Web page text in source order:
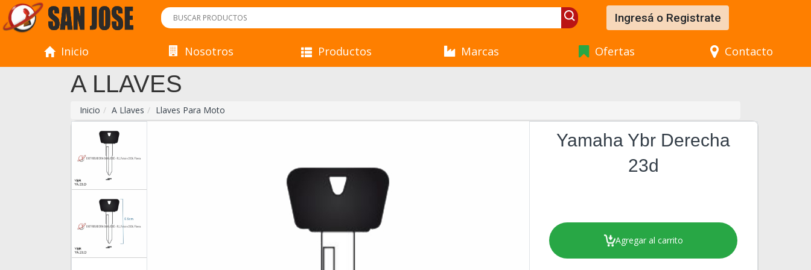
Ingresá o Registrate
Inicio Nosotros Productos Marcas Ofertas Contacto
A LLAVES
Inicio A Llaves Llaves Para Moto
Yamaha Ybr Derecha
23d
Agregar al carrito